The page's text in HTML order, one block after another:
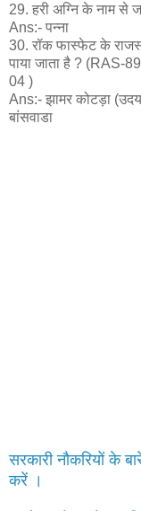
29. हरी अग्नि के नाम से
Ans:- पन्ना
30. रॉक फास्फेट के
पाया जाता है ? (RAS-
04 )
Ans:- झामर कोटड़ा
बांसवाडा
सरकारी नौकरियों के
करें ।